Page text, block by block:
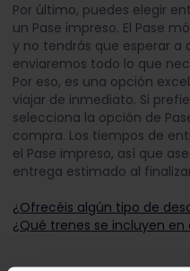
Por último, puedes elegir
un Pase impreso. El Pase
y no tendrás que esperar a
enviaremos todo lo que
Por eso, es una opción
viajar de inmediato. Si
selecciona la opción de
compra. Los tiempos de
el Pase impreso, así que
entrega estimado al
¿Ofrecéis algún tipo de
¿Qué trenes se incluyen en